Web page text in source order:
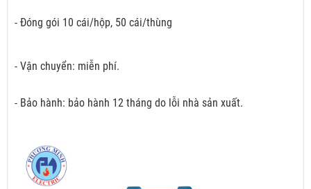
- Đóng gói 10 cái/hộp, 50 cái/thùng
- Vận chuyển: miễn phí.
- Bảo hành: bảo hành 12 tháng do lỗi nhà sản xuất.